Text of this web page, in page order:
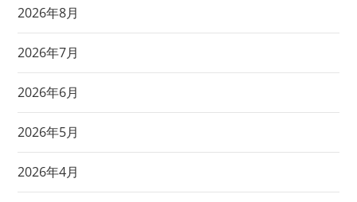
2026年8月
2026年7月
2026年6月
2026年5月
2026年4月